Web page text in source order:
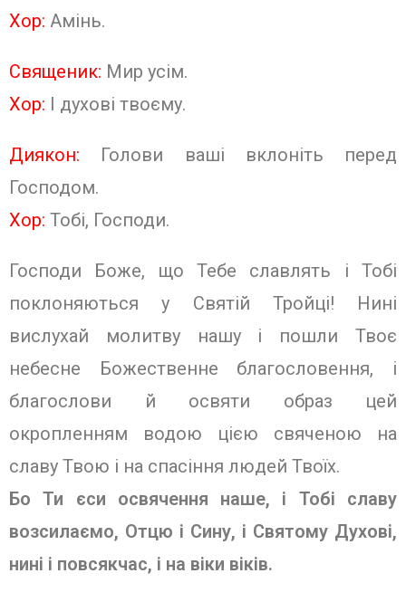
Хор: Амінь.
Священик: Мир усім.
Хор: І духові твоєму.
Диякон: Голови ваші вклоніть пе­ред
Господом.
Хор: Тобі, Господи.
Господи Боже, що Тебе славлять і Тобі
поклоняються у Святій Тройці! Нині
вислухай молитву нашу і пошли Твоє
небесне Божественне благословення, і
благослови й освяти образ цей
окропленням водою цією свяченою на
славу Твою і на спа­сіння людей Твоїх.
Бо Ти єси освячення наше, і Тобі славу
возсилаємо, Отцю і Сину, і Свя­тому Духові,
нині і повсякчас, і на віки віків.